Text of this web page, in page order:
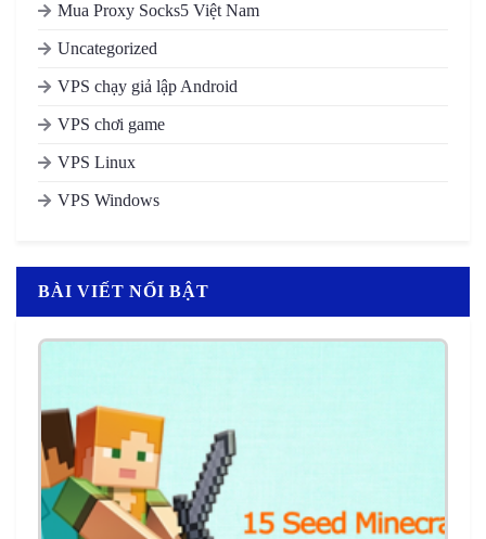
Mua Proxy Socks5 Việt Nam
Uncategorized
VPS chạy giả lập Android
VPS chơi game
VPS Linux
VPS Windows
BÀI VIẾT NỔI BẬT